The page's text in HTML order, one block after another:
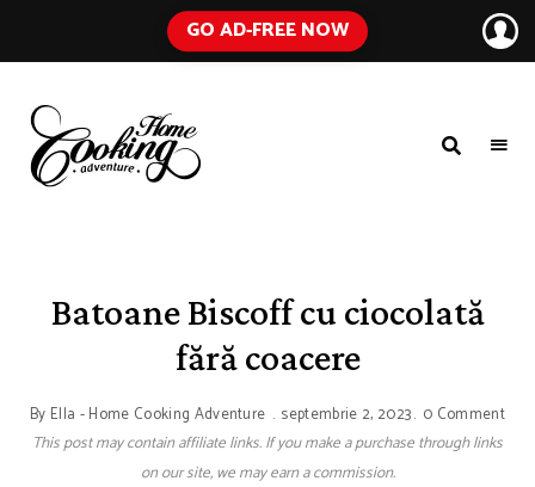
GO AD-FREE NOW
Everyday
Ingredients
Batoane Biscoff cu ciocolată
fără coacere
By Ella - Home Cooking Adventure septembrie 2, 2023 0 Comment
This post may contain affiliate links. If you make a purchase through links
on our site, we may earn a commission.